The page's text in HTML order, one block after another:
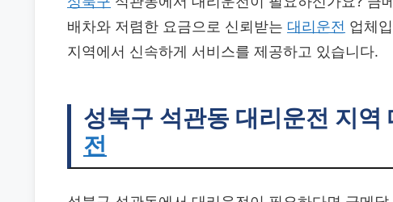
배차와 저렴한 요금으로 신뢰받는 대리운전 업체
지역에서 신속하게 서비스를 제공하고 있습니다.
성북구 석관동 대리운전 지역
전